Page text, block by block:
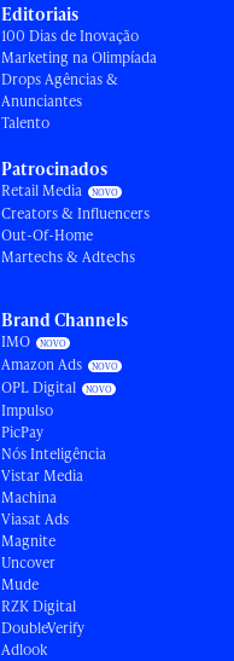
Editoriais
100 Dias de Inovação
Marketing na Olimpíada
Drops Agências &
Anunciantes
Talento
Patrocinados
Retail Media
Creators & Influencers
Out-Of-Home
Martechs & Adtechs
Brand Channels
IMO
Amazon Ads
OPL Digital
Impulso
PicPay
Nós Inteligência
Vistar Media
Machina
Viasat Ads
Magnite
Uncover
Mude
RZK Digital
DoubleVerify
Adlook